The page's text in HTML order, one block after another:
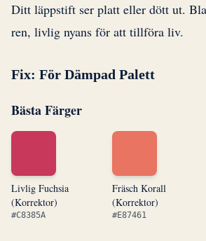
Ditt läppstift ser platt eller dött ut.
ren, livlig nyans för att tillföra liv.
Fix: För Dämpad Palett
Bästa Färger
Livlig Fuchsia
(Korrektor)
#C8385A
Fräsch Korall
(Korrektor)
#E87461